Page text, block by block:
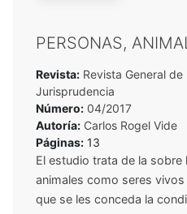
PERSONAS,
Revista: Revista General
Jurisprudencia
Número: 04/2017
Autoría: Carlos Rogel Vide
Páginas: 13
El estudio trata de la
animales como seres
que se les conceda la